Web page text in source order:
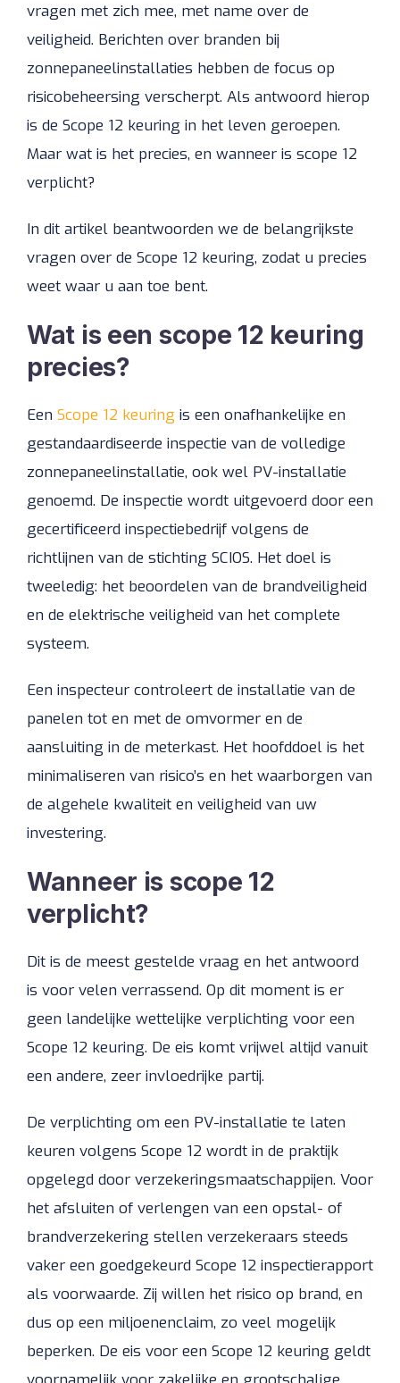
vragen met zich mee, met name over de
veiligheid. Berichten over branden bij
zonnepaneelinstallaties hebben de focus op
risicobeheersing verscherpt. Als antwoord hierop
is de Scope 12 keuring in het leven geroepen.
Maar wat is het precies, en wanneer is scope 12
verplicht?
In dit artikel beantwoorden we de belangrijkste
vragen over de Scope 12 keuring, zodat u precies
weet waar u aan toe bent.
Wat is een scope 12 keuring
precies?
Een Scope 12 keuring is een onafhankelijke en
gestandaardiseerde inspectie van de volledige
zonnepaneelinstallatie, ook wel PV-installatie
genoemd. De inspectie wordt uitgevoerd door een
gecertificeerd inspectiebedrijf volgens de
richtlijnen van de stichting SCIOS. Het doel is
tweeledig: het beoordelen van de brandveiligheid
en de elektrische veiligheid van het complete
systeem.
Een inspecteur controleert de installatie van de
panelen tot en met de omvormer en de
aansluiting in de meterkast. Het hoofddoel is het
minimaliseren van risico’s en het waarborgen van
de algehele kwaliteit en veiligheid van uw
investering.
Wanneer is scope 12
verplicht?
Dit is de meest gestelde vraag en het antwoord
is voor velen verrassend. Op dit moment is er
geen landelijke wettelijke verplichting voor een
Scope 12 keuring. De eis komt vrijwel altijd vanuit
een andere, zeer invloedrijke partij.
De verplichting om een PV-installatie te laten
keuren volgens Scope 12 wordt in de praktijk
opgelegd door verzekeringsmaatschappijen. Voor
het afsluiten of verlengen van een opstal- of
brandverzekering stellen verzekeraars steeds
vaker een goedgekeurd Scope 12 inspectierapport
als voorwaarde. Zij willen het risico op brand, en
dus op een miljoenenclaim, zo veel mogelijk
beperken. De eis voor een Scope 12 keuring geldt